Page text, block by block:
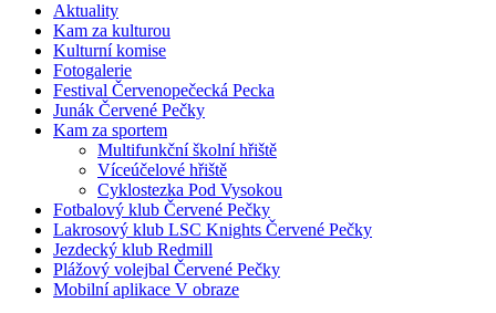
Aktuality
Kam za kulturou
Kulturní komise
Fotogalerie
Festival Červenopečecká Pecka
Junák Červené Pečky
Kam za sportem
Multifunkční školní hřiště
Víceúčelové hřiště
Cyklostezka Pod Vysokou
Fotbalový klub Červené Pečky
Lakrosový klub LSC Knights Červené Pečky
Jezdecký klub Redmill
Plážový volejbal Červené Pečky
Mobilní aplikace V obraze